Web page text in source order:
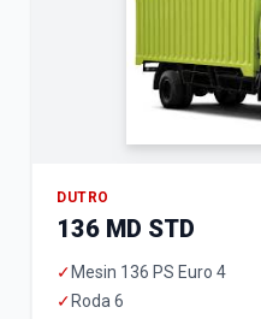
DUTRO
136 MD STD
✓ Mesin 136 PS Euro 4
✓ Roda 6